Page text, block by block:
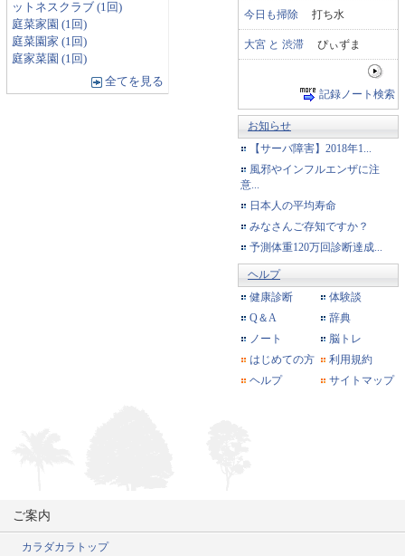
ットネスクラブ (1回)
庭菜家園 (1回)
庭菜園家 (1回)
庭家菜園 (1回)
全てを見る
今日も掃除 打ち水
大宮 と 渋滞 ぴぃずま
記録ノート検索
お知らせ
【サーバ障害】2018年1...
風邪やインフルエンザに注
意...
日本人の平均寿命
みなさんご存知ですか？
予測体重120万回診断達成...
ヘルプ
健康診断
体験談
Q＆A
辞典
ノート
脳トレ
はじめての方
利用規約
ヘルプ
サイトマップ
ご案内
カラダカラトップ